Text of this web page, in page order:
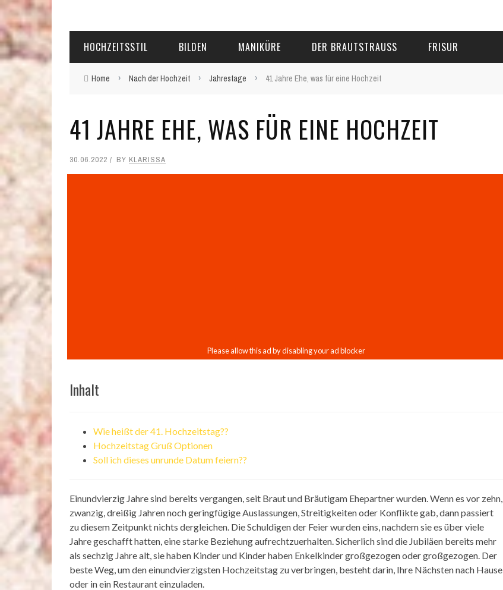
HOCHZEITSSTIL BILDEN MANIKÜRE DER BRAUTSTRAUSS FRISUR
Home › Nach der Hochzeit › Jahrestage › 41 Jahre Ehe, was für eine Hochzeit
41 JAHRE EHE, WAS FÜR EINE HOCHZEIT
30.06.2022 BY KLARISSA
Inhalt
Wie heißt der 41. Hochzeitstag??
Hochzeitstag Gruß Optionen
Soll ich dieses unrunde Datum feiern??
Einundvierzig Jahre sind bereits vergangen, seit Braut und Bräutigam Ehepartner wurden. Wenn es vor zehn,
zwanzig, dreißig Jahren noch geringfügige Auslassungen, Streitigkeiten oder Konflikte gab, dann passiert
zu diesem Zeitpunkt nichts dergleichen. Die Schuldigen der Feier wurden eins, nachdem sie es über viele
Jahre geschafft hatten, eine starke Beziehung aufrechtzuerhalten. Sicherlich sind die Jubiläen bereits mehr
als sechzig Jahre alt, sie haben Kinder und Kinder haben Enkelkinder großgezogen oder großgezogen. Der
beste Weg, um den einundvierzigsten Hochzeitstag zu verbringen, besteht darin, Ihre Nächsten nach Hause
oder in ein Restaurant einzuladen.